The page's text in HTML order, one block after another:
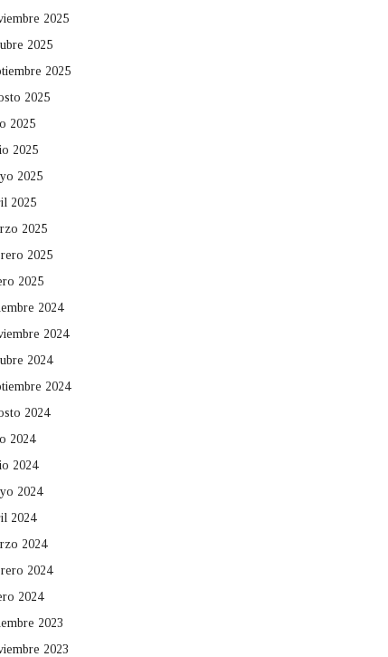
2025
2025
2025
2025
2025
2025
2025
2025
2025
2025
2025
2024
2024
2024
2024
2024
2024
2024
2024
2024
2024
2024
2024
2023
2023